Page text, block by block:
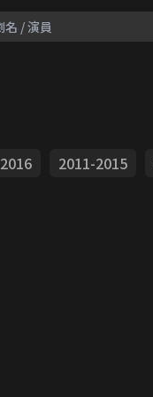
2016 2011-2015